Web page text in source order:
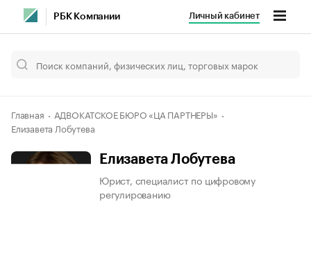
РБК Компании Личный кабинет
Главная
АДВОКАТСКОЕ БЮРО «ЦА ПАРТНЕРЫ»
Елизавета Лобутева
Елизавета Лобутева
Юрист, специалист по цифровому
регулированию